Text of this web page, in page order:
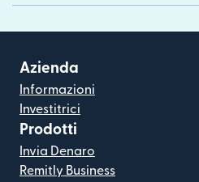
Azienda
Informazioni
Investitrici
Prodotti
Invia Denaro
Remitly Business